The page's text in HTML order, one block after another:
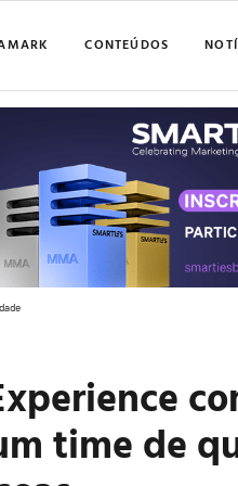
CONTEÚDOS
time de